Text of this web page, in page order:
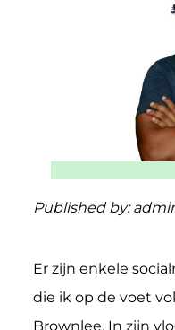
Published by:
Er zijn enkele
die ik op de voet
Brownlee. In zijn